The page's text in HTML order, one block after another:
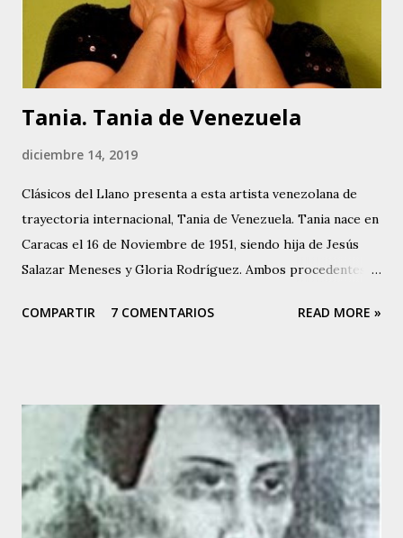
Criolla. Actualmente desarrolla un proyecto con su padre,
fundamentalmente versionando otras piezas de la autoría
del Poeta, e in...
Tania. Tania de Venezuela
diciembre 14, 2019
Clásicos del Llano presenta a esta artista venezolana de
trayectoria internacional, Tania de Venezuela. Tania nace en
Caracas el 16 de Noviembre de 1951, siendo hija de Jesús
Salazar Meneses y Gloria Rodríguez. Ambos procedentes
Venezuela. Su madre, Gloria Rodríguez, a finales de la
inclinación artística. Tania canta desde los 5 años de edad,
cuando debutó en el programa de Buck Rogers, que
auspiciaba el diario “EL NACIONAL”, en Radio Caracas –
Canal 2. Allí se dio a conocer y luego hizo presentaciones
en el Coney Island y en otros programas de corte infantil.
COMPARTIR 7 COMENTARIOS READ MORE »